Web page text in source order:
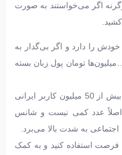
وگرنه اگر می‌خواستند به صورت
خودش را دارد و اگر بی‌گدار به
تومان پول زبان بسته
اما فراموش نکنید که در حال حاضر، بیش از 50 میلیون کاربر ایرانی
اصلاً عدد کمی نیست و شانس
به شدت بالا می‌برد.
استفاده کنید و به کمک